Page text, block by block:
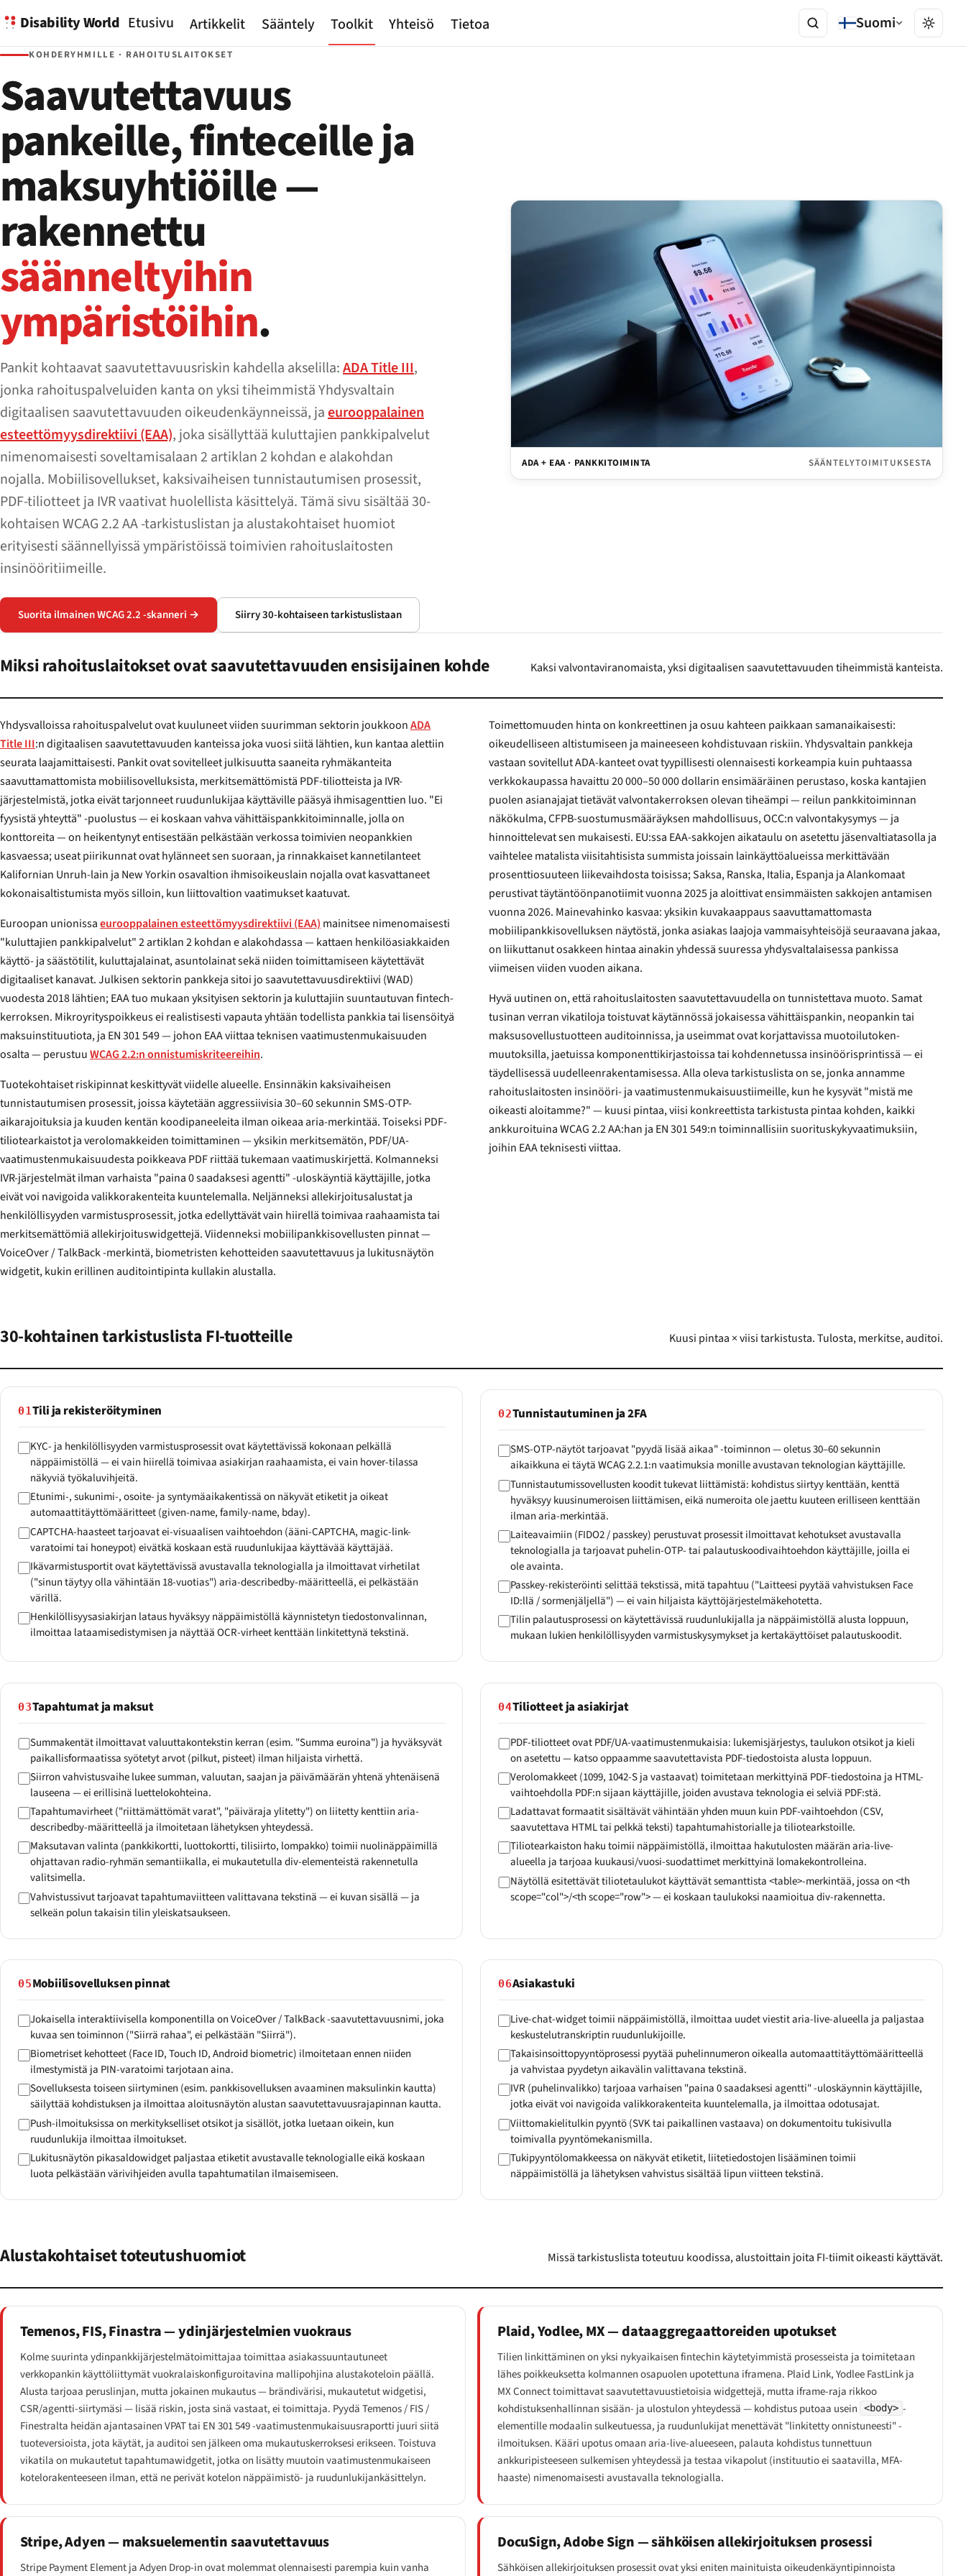
Disability World Etusivu Artikkelit Sääntely Toolkit Yhteisö Tietoa Suomi
KOHDERYHMILLE · RAHOITUSLAITOKSET
Saavutettavuus
pankeille, finteceille ja
maksuyhtiöille —
rakennettu
säänneltyihin
ympäristöihin.
Pankit kohtaavat saavutettavuusriskin kahdella akselilla:ADA Title III,
jonka rahoituspalveluiden kanta on yksi tiheimmistä Yhdysvaltain
digitaalisen saavutettavuuden oikeudenkäynneissä, jaeurooppalainen
esteettömyysdirektiivi (EAA), joka sisällyttää kuluttajien pankkipalvelut
nimenomaisesti soveltamisalaan 2 artiklan 2 kohdan e alakohdan
nojalla. Mobiilisovellukset, kaksivaiheisen tunnistautumisen prosessit,
PDF-tiliotteet ja IVR vaativat huolellista käsittelyä. Tämä sivu sisältää 30-
kohtaisen WCAG 2.2 AA -tarkistuslistan ja alustakohtaiset huomiot
erityisesti säännellyissä ympäristöissä toimivien rahoituslaitosten
insinööritiimeille.
Suorita ilmainen WCAG 2.2 -skanneri → Siirry 30-kohtaiseen tarkistuslistaan
ADA + EAA · PANKKITOIMINTA SÄÄNTELYTOIMITUKSESTA
Miksi rahoituslaitokset ovat saavutettavuuden ensisijainen kohde Kaksi valvontaviranomaista, yksi digitaalisen saavutettavuuden tiheimmistä kanteista.
Yhdysvalloissa rahoituspalvelut ovat kuuluneet viiden suurimman sektorin joukkoonADA
Title III:n digitaalisen saavutettavuuden kanteissa joka vuosi siitä lähtien, kun kantaa alettiin
seurata laajamittaisesti. Pankit ovat sovitelleet julkisuutta saaneita ryhmäkanteita
saavuttamattomista mobiilisovelluksista, merkitsemättömistä PDF-tiliotteista ja IVR-
järjestelmistä, jotka eivät tarjonneet ruudunlukijaa käyttäville pääsyä ihmisagenttien luo. "Ei
fyysistä yhteyttä" -puolustus — ei koskaan vahva vähittäispankkitoiminnalle, jolla on
konttoreita — on heikentynyt entisestään pelkästään verkossa toimivien neopankkien
kasvaessa; useat piirikunnat ovat hylänneet sen suoraan, ja rinnakkaiset kannetilanteet
Kalifornian Unruh-lain ja New Yorkin osavaltion ihmisoikeuslain nojalla ovat kasvattaneet
kokonaisaltistumista myös silloin, kun liittovaltion vaatimukset kaatuvat.
Euroopan unionissaeurooppalainen esteettömyysdirektiivi (EAA) mainitsee nimenomaisesti
"kuluttajien pankkipalvelut" 2 artiklan 2 kohdan e alakohdassa — kattaen henkilöasiakkaiden
käyttö- ja säästötilit, kuluttajalainat, asuntolainat sekä niiden toimittamiseen käytettävät
digitaaliset kanavat. Julkisen sektorin pankkeja sitoi jo saavutettavuusdirektiivi (WAD)
vuodesta 2018 lähtien; EAA tuo mukaan yksityisen sektorin ja kuluttajiin suuntautuvan fintech-
kerroksen. Mikroyrityspoikkeus ei realistisesti vapauta yhtään todellista pankkia tai lisensöityä
maksuinstituutiota, ja EN 301 549 — johon EAA viittaa teknisen vaatimustenmukaisuuden
osalta — perustuuWCAG 2.2:n onnistumiskriteereihin.
Tuotekohtaiset riskipinnat keskittyvät viidelle alueelle. Ensinnäkin kaksivaiheisen
tunnistautumisen prosessit, joissa käytetään aggressiivisia 30–60 sekunnin SMS-OTP-
aikarajoituksia ja kuuden kentän koodipaneeleita ilman oikeaa aria-merkintää. Toiseksi PDF-
tiliotearkaistot ja verolomakkeiden toimittaminen — yksikin merkitsemätön, PDF/UA-
vaatimustenmukaisuudesta poikkeava PDF riittää tukemaan vaatimuskirjettä. Kolmanneksi
IVR-järjestelmät ilman varhaista "paina 0 saadaksesi agentti" -uloskäyntiä käyttäjille, jotka
eivät voi navigoida valikkorakenteita kuuntelemalla. Neljänneksi allekirjoitusalustat ja
henkilöllisyyden varmistusprosessit, jotka edellyttävät vain hiirellä toimivaa raahaamista tai
merkitsemättömiä allekirjoituswidgettejä. Viidenneksi mobiilipankkisovellusten pinnat —
VoiceOver / TalkBack -merkintä, biometristen kehotteiden saavutettavuus ja lukitusnäytön
widgetit, kukin erillinen auditointipinta kullakin alustalla.
Toimettomuuden hinta on konkreettinen ja osuu kahteen paikkaan samanaikaisesti:
oikeudelliseen altistumiseen ja maineeseen kohdistuvaan riskiin. Yhdysvaltain pankkeja
vastaan sovitellut ADA-kanteet ovat tyypillisesti olennaisesti korkeampia kuin puhtaassa
verkkokaupassa havaittu 20 000–50 000 dollarin ensimääräinen perustaso, koska kantajien
puolen asianajajat tietävät valvontakerroksen olevan tiheämpi — reilun pankkitoiminnan
näkökulma, CFPB-suostumusmääräyksen mahdollisuus, OCC:n valvontakysymys — ja
hinnoittelevat sen mukaisesti. EU:ssa EAA-sakkojen aikataulu on asetettu jäsenvaltiatasolla ja
vaihtelee matalista viisitahtisista summista joissain lainkäyttöalueissa merkittävään
prosenttiosuuteen liikevaihdosta toisissa; Saksa, Ranska, Italia, Espanja ja Alankomaat
perustivat täytäntöönpanotiimit vuonna 2025 ja aloittivat ensimmäisten sakkojen antamisen
vuonna 2026. Mainevahinko kasvaa: yksikin kuvakaappaus saavuttamattomasta
mobiilipankkisovelluksen näytöstä, jonka asiakas laajoja vammaisyhteisöjä seuraavana jakaa,
on liikuttanut osakkeen hintaa ainakin yhdessä suuressa yhdysvaltalaisessa pankissa
viimeisen viiden vuoden aikana.
Hyvä uutinen on, että rahoituslaitosten saavutettavuudella on tunnistettava muoto. Samat
tusinan verran vikatiloja toistuvat käytännössä jokaisessa vähittäispankin, neopankin tai
maksusovellustuotteen auditoinnissa, ja useimmat ovat korjattavissa muotoilutoken-
muutoksilla, jaetuissa komponenttikirjastoissa tai kohdennetussa insinöörisprintissä — ei
täydellisessä uudelleenrakentamisessa. Alla oleva tarkistuslista on se, jonka annamme
rahoituslaitosten insinööri- ja vaatimustenmukaisuustiimeille, kun he kysyvät "mistä me
oikeasti aloitamme?" — kuusi pintaa, viisi konkreettista tarkistusta pintaa kohden, kaikki
ankkuroituina WCAG 2.2 AA:han ja EN 301 549:n toiminnallisiin suorituskykyvaatimuksiin,
joihin EAA teknisesti viittaa.
30-kohtainen tarkistuslista FI-tuotteille Kuusi pintaa × viisi tarkistusta. Tulosta, merkitse, auditoi.
01Tili ja rekisteröityminen
KYC- ja henkilöllisyyden varmistusprosessit ovat käytettävissä kokonaan pelkällä
näppäimistöllä — ei vain hiirellä toimivaa asiakirjan raahaamista, ei vain hover-tilassa
näkyviä työkaluvihjeitä.
Etunimi-, sukunimi-, osoite- ja syntymäaikakentissä on näkyvät etiketit ja oikeat
automaattitäyttömääritteet (given-name, family-name, bday).
CAPTCHA-haasteet tarjoavat ei-visuaalisen vaihtoehdon (ääni-CAPTCHA, magic-link-
varatoimi tai honeypot) eivätkä koskaan estä ruudunlukijaa käyttävää käyttäjää.
Ikävarmistusportit ovat käytettävissä avustavalla teknologialla ja ilmoittavat virhetilat
("sinun täytyy olla vähintään 18-vuotias") aria-describedby-määritteellä, ei pelkästään
värillä.
Henkilöllisyysasiakirjan lataus hyväksyy näppäimistöllä käynnistetyn tiedostonvalinnan,
ilmoittaa lataamisedistymisen ja näyttää OCR-virheet kenttään linkitettynä tekstinä.
02Tunnistautuminen ja 2FA
SMS-OTP-näytöt tarjoavat "pyydä lisää aikaa" -toiminnon — oletus 30–60 sekunnin
aikaikkuna ei täytä WCAG 2.2.1:n vaatimuksia monille avustavan teknologian käyttäjille.
Tunnistautumissovellusten koodit tukevat liittämistä: kohdistus siirtyy kenttään, kenttä
hyväksyy kuusinumeroisen liittämisen, eikä numeroita ole jaettu kuuteen erilliseen kenttään
ilman aria-merkintää.
Laiteavaimiin (FIDO2 / passkey) perustuvat prosessit ilmoittavat kehotukset avustavalla
teknologialla ja tarjoavat puhelin-OTP- tai palautuskoodivaihtoehdon käyttäjille, joilla ei
ole avainta.
Passkey-rekisteröinti selittää tekstissä, mitä tapahtuu ("Laitteesi pyytää vahvistuksen Face
ID:llä / sormenjäljellä") — ei vain hiljaista käyttöjärjestelmäkehotetta.
Tilin palautusprosessi on käytettävissä ruudunlukijalla ja näppäimistöllä alusta loppuun,
mukaan lukien henkilöllisyyden varmistuskysymykset ja kertakäyttöiset palautuskoodit.
03Tapahtumat ja maksut
Summakentät ilmoittavat valuuttakontekstin kerran (esim. "Summa euroina") ja hyväksyvät
paikallisformaatissa syötetyt arvot (pilkut, pisteet) ilman hiljaista virhettä.
Siirron vahvistusvaihe lukee summan, valuutan, saajan ja päivämäärän yhtenä yhtenäisenä
lauseena — ei erillisinä luettelokohteina.
Tapahtumavirheet ("riittämättömät varat", "päiväraja ylitetty") on liitetty kenttiin aria-
describedby-määritteellä ja ilmoitetaan lähetyksen yhteydessä.
Maksutavan valinta (pankkikortti, luottokortti, tilisiirto, lompakko) toimii nuolinäppäimillä
ohjattavan radio-ryhmän semantiikalla, ei mukautetulla div-elementeistä rakennetulla
valitsimella.
Vahvistussivut tarjoavat tapahtumaviitteen valittavana tekstinä — ei kuvan sisällä — ja
selkeän polun takaisin tilin yleiskatsaukseen.
04Tiliotteet ja asiakirjat
PDF-tiliotteet ovat PDF/UA-vaatimustenmukaisia: lukemisjärjestys, taulukon otsikot ja kieli
on asetettu — katso oppaamme saavutettavista PDF-tiedostoista alusta loppuun.
Verolomakkeet (1099, 1042-S ja vastaavat) toimitetaan merkittyinä PDF-tiedostoina ja HTML-
vaihtoehdolla PDF:n sijaan käyttäjille, joiden avustava teknologia ei selviä PDF:stä.
Ladattavat formaatit sisältävät vähintään yhden muun kuin PDF-vaihtoehdon (CSV,
saavutettava HTML tai pelkkä teksti) tapahtumahistorialle ja tiliotearkstoille.
Tiliotearkaiston haku toimii näppäimistöllä, ilmoittaa hakutulosten määrän aria-live-
alueella ja tarjoaa kuukausi/vuosi-suodattimet merkittyinä lomakekontrolleina.
Näytöllä esitettävät tiliotetaulukot käyttävät semanttista <table>-merkintää, jossa on <th
scope="col">/<th scope="row"> — ei koskaan taulukoksi naamioitua div-rakennetta.
05Mobiilisovelluksen pinnat
Jokaisella interaktiivisella komponentilla on VoiceOver / TalkBack -saavutettavuusnimi, joka
kuvaa sen toiminnon ("Siirrä rahaa", ei pelkästään "Siirrä").
Biometriset kehotteet (Face ID, Touch ID, Android biometric) ilmoitetaan ennen niiden
ilmestymistä ja PIN-varatoimi tarjotaan aina.
Sovelluksesta toiseen siirtyminen (esim. pankkisovelluksen avaaminen maksulinkin kautta)
säilyttää kohdistuksen ja ilmoittaa aloitusnäytön alustan saavutettavuusrajapinnan kautta.
Push-ilmoituksissa on merkitykselliset otsikot ja sisällöt, jotka luetaan oikein, kun
ruudunlukija ilmoittaa ilmoitukset.
Lukitusnäytön pikasaldowidget paljastaa etiketit avustavalle teknologialle eikä koskaan
luota pelkästään värivihjeiden avulla tapahtumatilan ilmaisemiseen.
06Asiakastuki
Live-chat-widget toimii näppäimistöllä, ilmoittaa uudet viestit aria-live-alueella ja paljastaa
keskustelutranskriptin ruudunlukijoille.
Takaisinsoittopyyntöprosessi pyytää puhelinnumeron oikealla automaattitäyttömääritteellä
ja vahvistaa pyydetyn aikavälin valittavana tekstinä.
IVR (puhelinvalikko) tarjoaa varhaisen "paina 0 saadaksesi agentti" -uloskäynnin käyttäjille,
jotka eivät voi navigoida valikkorakenteita kuuntelemalla, ja ilmoittaa odotusajat.
Viittomakielitulkin pyyntö (SVK tai paikallinen vastaava) on dokumentoitu tukisivulla
toimivalla pyyntömekanismilla.
Tukipyyntölomakkeessa on näkyvät etiketit, liitetiedostojen lisääminen toimii
näppäimistöllä ja lähetyksen vahvistus sisältää lipun viitteen tekstinä.
Alustakohtaiset toteutushuomiot Missä tarkistuslista toteutuu koodissa, alustoittain joita FI-tiimit oikeasti käyttävät.
Temenos, FIS, Finastra — ydinjärjestelmien vuokraus
Kolme suurinta ydinpankkijärjestelmätoimittajaa toimittaa asiakassuuntautuneet
verkkopankin käyttöliittymät vuokralaiskonfiguroitavina mallipohjina alustakoteloin päällä.
Alusta tarjoaa peruslinjan, mutta jokainen mukautus — brändivärisi, mukautetut widgetisi,
CSR/agentti-siirtymäsi — lisää riskin, josta sinä vastaat, ei toimittaja. Pyydä Temenos / FIS /
Finestralta heidän ajantasainen VPAT tai EN 301 549 -vaatimustenmukaisuusraportti juuri siitä
tuoteversioista, jota käytät, ja auditoi sen jälkeen oma mukautuskerroksesi erikseen. Toistuva
vikatila on mukautetut tapahtumawidgetit, jotka on lisätty muutoin vaatimustenmukaiseen
kotelorakenteeseen ilman, että ne perivät kotelon näppäimistö- ja ruudunlukijankäsittelyn.
Plaid, Yodlee, MX — dataaggregaattoreiden upotukset
Tilien linkittäminen on yksi nykyaikaisen fintechin käytetyimmistä prosesseista ja toimitetaan
lähes poikkeuksetta kolmannen osapuolen upotettuna iframena. Plaid Link, Yodlee FastLink ja
MX Connect toimittavat saavutettavuustietoisia widgettejä, mutta iframe-raja rikkoo
kohdistuksenhallinnan sisään- ja ulostulon yhteydessä — kohdistus putoaa usein
<body> -
elementille modaalin sulkeutuessa, ja ruudunlukijat menettävät "linkitetty onnistuneesti" -
ilmoituksen. Kääri upotus omaan aria-live-alueeseen, palauta kohdistus tunnettuun
ankkuripisteeseen sulkemisen yhteydessä ja testaa vikapolut (instituutio ei saatavilla, MFA-
haaste) nimenomaisesti avustavalla teknologialla.
Stripe, Adyen — maksuelementin saavutettavuus
Stripe Payment Element ja Adyen Drop-in ovat molemmat olennaisesti parempia kuin vanha
DocuSign, Adobe Sign — sähköisen allekirjoituksen prosessi
Sähköisen allekirjoituksen prosessit ovat yksi eniten mainituista oikeudenkäyntipinnoista